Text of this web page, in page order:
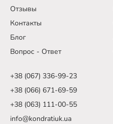
Отзывы
Контакты
Блог
Вопрос - Ответ
+38 (067) 336-99-23
+38 (066) 671-69-59
+38 (063) 111-00-55
info@kondratiuk.ua